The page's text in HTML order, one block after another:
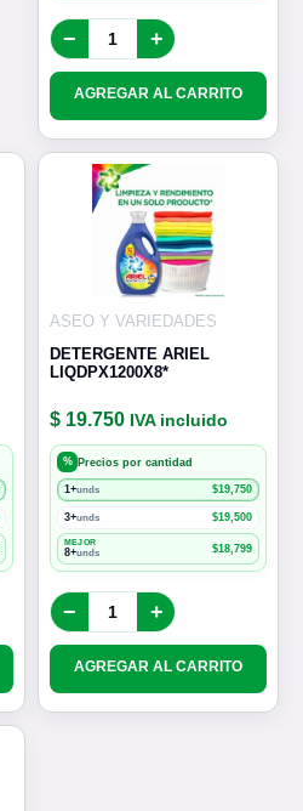
− +
AGREGAR AL CARRITO
ASEO Y VARIEDADES
DETERGENTE ARIEL
LIQDPX1200X8*
$ 19.750 IVA incluido
% Precios por cantidad
1+unds $19,750
3+unds $19,500
MEJOR
8+unds $18,799
− +
AGREGAR AL CARRITO